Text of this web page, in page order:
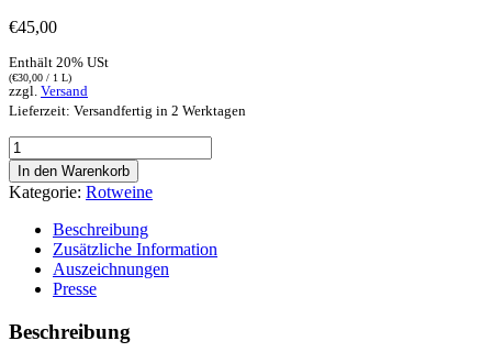
€45,00
Enthält 20% USt
(€30,00 / 1 L)
zzgl. Versand
Lieferzeit: Versandfertig in 2 Werktagen
Ried
Herrschaftsfelder
Rot
Magnum
Menge
In den Warenkorb
Kategorie: Rotweine
Beschreibung
Zusätzliche Information
Auszeichnungen
Presse
Beschreibung